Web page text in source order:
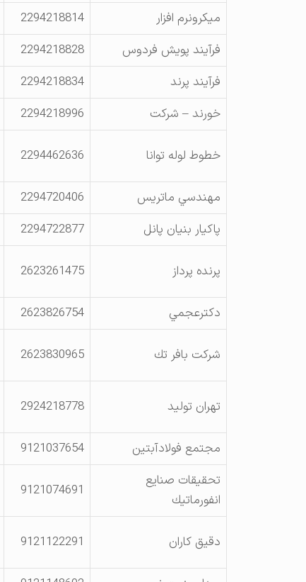
ميكرونرم افزار
2294218814
فرآيند پويش فردوس
2294218828
فرآيند پرند
2294218834
خورند – شركت
2294218996
خطوط لوله توانا 2294462636
مهندسي ماتريس
2294720406
پاكيار بنيان پانل
2294722877
پرنده پرداز 2623261475
دكترعجمي
2623826754
شركت بافر تك 2623830965
تهران توليد 2924218778
مجتمع فولادآبتين
9121037654
تحقيقات صنايع
انفورماتيك
9121074691
دقيق كاران 9121122291